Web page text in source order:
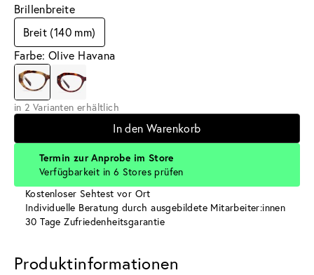
Brillenbreite
Breit (140 mm)
Farbe: Olive Havana
in 2 Varianten erhältlich
In den Warenkorb
Termin zur Anprobe im Store
Verfügbarkeit in 6 Stores prüfen
Kostenloser Sehtest vor Ort
Individuelle Beratung durch ausgebildete Mitarbeiter:innen
30 Tage Zufriedenheitsgarantie
Produktinformationen